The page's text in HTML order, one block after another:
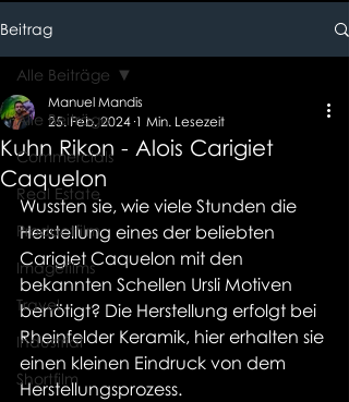
Beitrag
Alle Beiträge
Commercials
Real Estate
Productfilm
Imagefilms
Travel
Industrial
Shortfilm
Alle Beiträge
Kuhn Rikon - Alois Carigiet
Caquelon
Manuel Mandis
25. Feb. 2024 1 Min. Lesezeit
Wussten sie, wie viele Stunden die
Herstellung eines der beliebten
Carigiet Caquelon mit den
bekannten Schellen Ursli Motiven
benötigt? Die Herstellung erfolgt bei
Rheinfelder Keramik, hier erhalten sie
einen kleinen Eindruck von dem
Herstellungsprozess.